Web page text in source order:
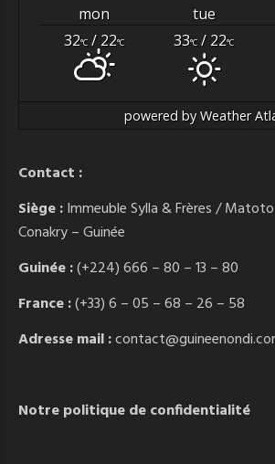
mon tue
32°C / 22°C 33°C / 22°C
powered byWeather
Contact :
Siège :Immeuble Sylla & Frères /
Conakry – Guinée
Guinée :(+224) 666 – 80 – 13 – 80
France :(+33) 6 – 05 – 68 – 26 – 58
Adresse mail :
Notre politique de confidentialité